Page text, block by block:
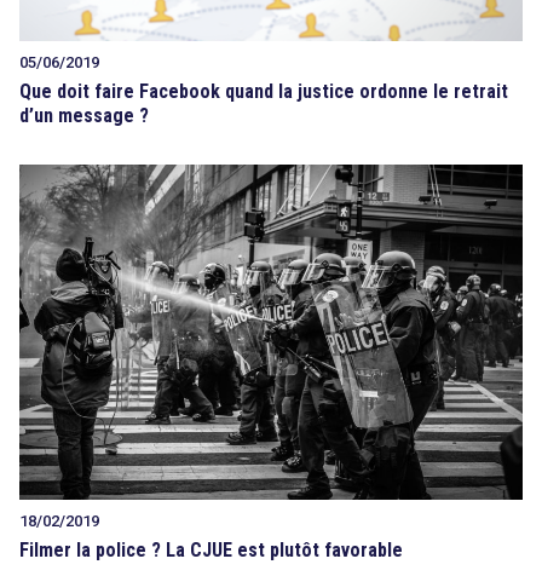
05/06/2019
Que doit faire Facebook quand la justice ordonne le retrait
d’un message ?
18/02/2019
Filmer la police ? La CJUE est plutôt favorable